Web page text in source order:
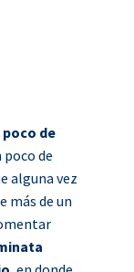
de
poco de
alguna vez
más de un